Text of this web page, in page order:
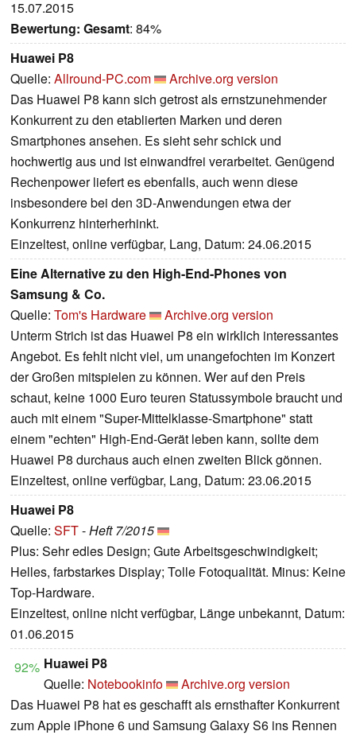
15.07.2015
Bewertung: Gesamt: 84%
Huawei P8
Quelle: Allround-PC.com
Archive.org version
Das Huawei P8 kann sich getrost als ernstzunehmender
Konkurrent zu den etablierten Marken und deren
Smartphones ansehen. Es sieht sehr schick und
hochwertig aus und ist einwandfrei verarbeitet. Genügend
Rechenpower liefert es ebenfalls, auch wenn diese
insbesondere bei den 3D-Anwendungen etwa der
Konkurrenz hinterherhinkt.
Einzeltest, online verfügbar, Lang, Datum: 24.06.2015
Eine Alternative zu den High-End-Phones von
Samsung & Co.
Quelle: Tom's Hardware
Archive.org version
Unterm Strich ist das Huawei P8 ein wirklich interessantes
Angebot. Es fehlt nicht viel, um unangefochten im Konzert
der Großen mitspielen zu können. Wer auf den Preis
schaut, keine 1000 Euro teuren Statussymbole braucht und
auch mit einem "Super-Mittelklasse-Smartphone" statt
einem "echten" High-End-Gerät leben kann, sollte dem
Huawei P8 durchaus auch einen zweiten Blick gönnen.
Einzeltest, online verfügbar, Lang, Datum: 23.06.2015
Huawei P8
Quelle: SFT-Heft 7/2015
Plus: Sehr edles Design; Gute Arbeitsgeschwindigkeit;
Helles, farbstarkes Display; Tolle Fotoqualität. Minus: Keine
Top-Hardware.
Einzeltest, online nicht verfügbar, Länge unbekannt, Datum:
01.06.2015
92% Huawei P8
Quelle: Notebookinfo
Archive.org version
Das Huawei P8 hat es geschafft als ernsthafter Konkurrent
zum Apple iPhone 6 und Samsung Galaxy S6 ins Rennen